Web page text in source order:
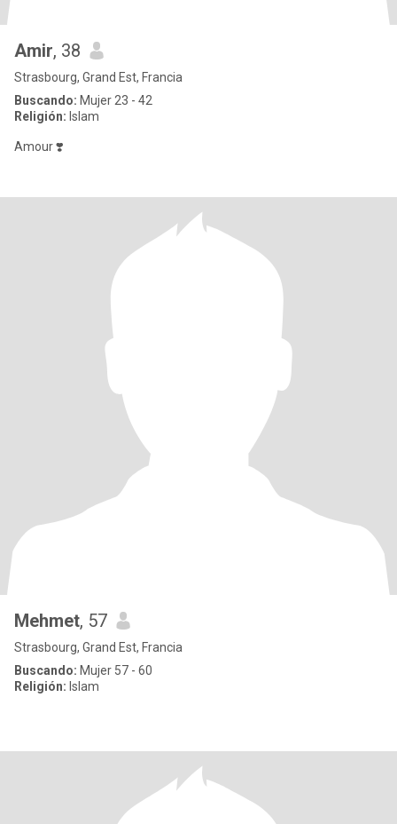
Amir, 38
Strasbourg, Grand Est, Francia
Buscando: Mujer 23 - 42
Religión: Islam
Amour ❣️
Mehmet, 57
Strasbourg, Grand Est, Francia
Buscando: Mujer 57 - 60
Religión: Islam